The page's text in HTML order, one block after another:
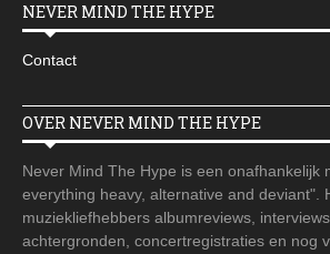
NEVER MIND THE HYPE
Contact
OVER NEVER MIND THE HYPE
Never Mind The Hype is een onafhankelijk
everything heavy, alternative and deviant".
muziekliefhebbers albumreviews,
achtergronden, concertregistraties en nog